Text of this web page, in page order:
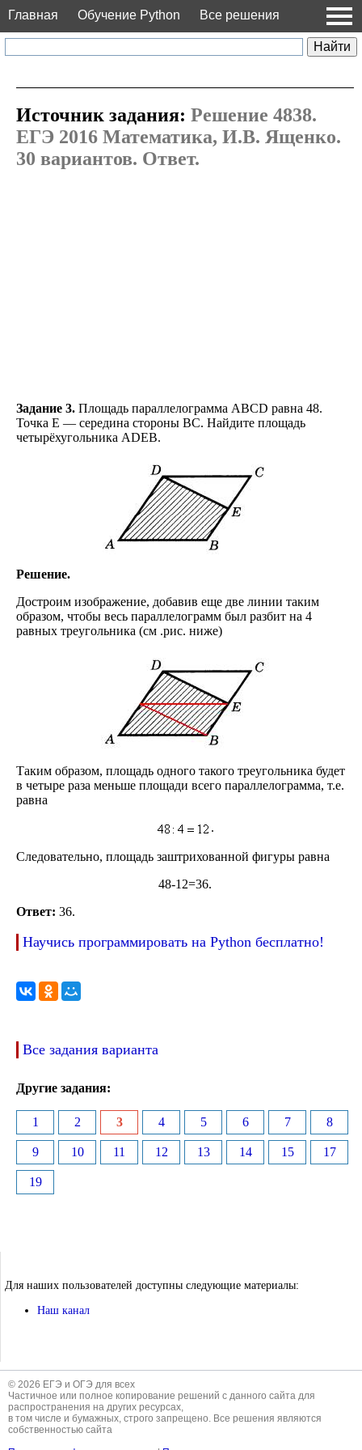
Главная Обучение Python Все решения
Источник задания: Решение 4838.
ЕГЭ 2016 Математика, И.В. Ященко.
30 вариантов. Ответ.
Задание 3. Площадь параллелограмма ABCD равна 48.
Точка Е — середина стороны ВС. Найдите площадь
четырёхугольника ADEB.
Решение.
Достроим изображение, добавив еще две линии таким
образом, чтобы весь параллелограмм был разбит на 4
равных треугольника (см .рис. ниже)
Таким образом, площадь одного такого треугольника будет
в четыре раза меньше площади всего параллелограмма, т.е.
равна
.
Следовательно, площадь заштрихованной фигуры равна
48-12=36.
Ответ: 36.
Научись программировать на Python бесплатно!
Все задания варианта
Другие задания:
1 2 3 4 5 6 7 8
9 10 11 12 13 14 15 17
19
Для наших пользователей доступны следующие материалы:
Наш канал
© 2026 ЕГЭ и ОГЭ для всех
Частичное или полное копирование решений с данного сайта для
распространения на других ресурсах,
в том числе и бумажных, строго запрещено. Все решения являются
собственностью сайта